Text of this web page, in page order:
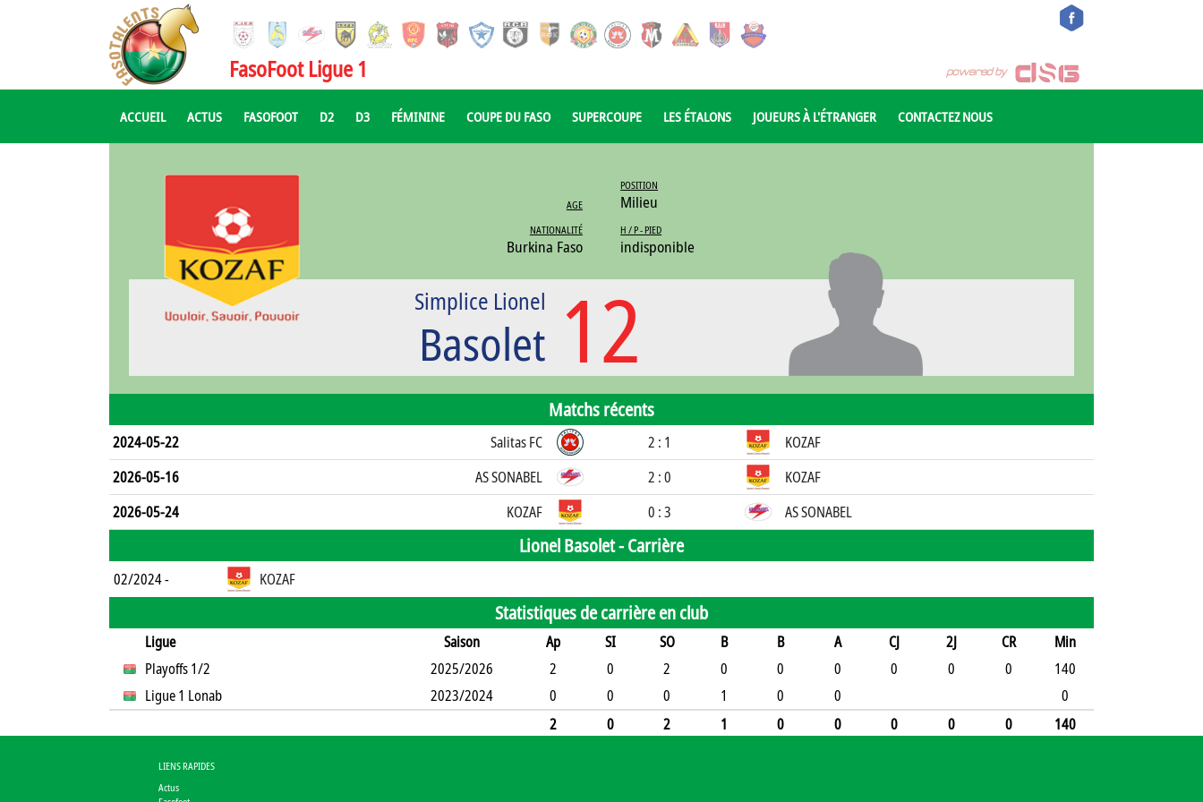
FasoFoot Ligue 1
ACCUEIL ACTUS FASOFOOT D2 D3 FÉMININE COUPE DU FASO SUPERCOUPE LES ÉTALONS JOUEURS À L'ÉTRANGER CONTACTEZ NOUS
AGE
NATIONALITÉ
Burkina Faso
POSITION
Milieu
H / P - PIED
indisponible
12
Simplice Lionel
Basolet
Matchs récents
2024-05-22 Salitas FC 2 : 1
KOZAF
2026-05-16
AS SONABEL 2 : 0
KOZAF
2026-05-24
KOZAF 0 : 3 AS SONABEL
Lionel Basolet -Carrière
02/2024 - KOZAF
Statistiques de carrière en club
Ligue Saison Ap SI SO B B A CJ 2J CR
Min
Playoffs 1/2
2025/2026 2 0 2 0 0 0 0 0 0
140
Ligue 1 Lonab
2023/2024 0 0 0 1 0 0
0
2
0 2 1 0 0 0 0 0 140
LIENS RAPIDES
Actus